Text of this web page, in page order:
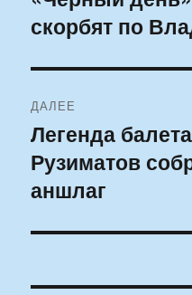
записям
запись:
скорбят по
ДАЛЕЕ
Следующая
запись:
Легенда
Рузиматов
аншлаг